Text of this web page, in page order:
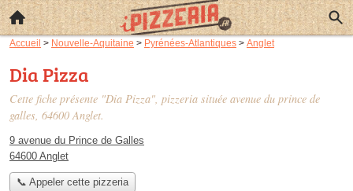
Accueil > Nouvelle-Aquitaine > Pyrénées-Atlantiques > Anglet
Dia Pizza
Cette fiche présente "Dia Pizza", pizzeria située avenue du prince de
galles, 64600 Anglet.
9 avenue du Prince de Galles
64600 Anglet
📞 Appeler cette pizzeria